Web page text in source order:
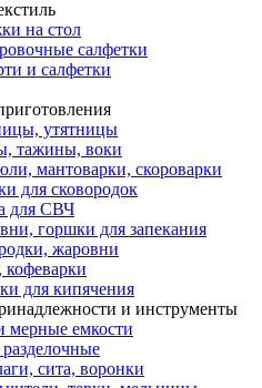
на стол
салфетки
и салфетки
утятницы
тажины, воки
мантоварки, скороварки
для сковородок
для СВЧ
горшки для запекания
жаровни
кофеварки
для кипячения
и инструменты
мерные емкости
сита, воронки